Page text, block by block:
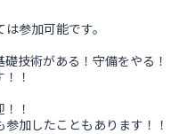
参加可能です。
技術がある！守備をやる！
！
！
加したこともあります！！